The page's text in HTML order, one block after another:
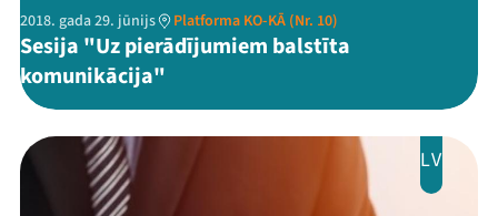
2018. gada 29. jūnijs Platforma KO-KĀ (Nr. 10)
Sesija "Uz pierādījumiem balstīta
komunikācija"
LV